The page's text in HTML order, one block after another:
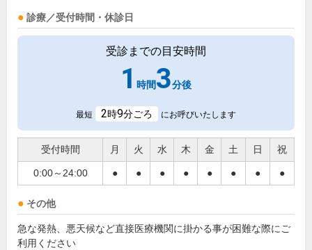
診療／受付時間・休診日
受診までの目安時間
1 時間3分後
最短 2時9分ごろ にお呼びいたします
受付時間 月 火 水 木 金 土 日 祝
0:00～24:00 ● ● ● ● ● ● ● ●
その他
急な発熱、悪天候など直接医療機関に掛かる事が困難な際にご
利用ください